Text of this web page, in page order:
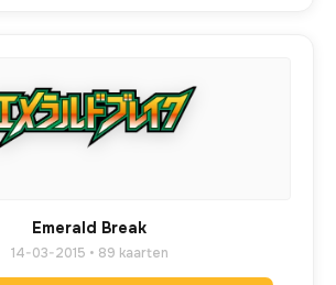
Emerald Break
14-03-2015 • 89 kaarten